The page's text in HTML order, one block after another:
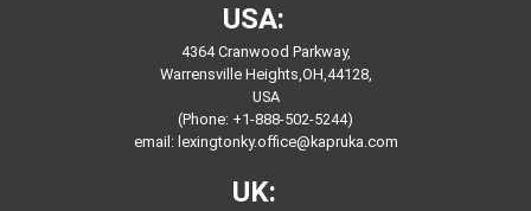
USA:
4364 Cranwood Parkway,
Warrensville Heights,OH,44128,
USA
(Phone: +1-888-502-5244)
email: lexingtonky.office@kapruka.com
UK: